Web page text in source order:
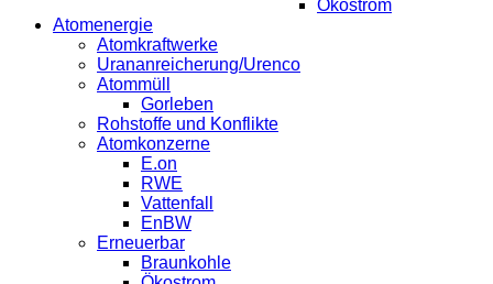
Ökostrom
Atomenergie
Atomkraftwerke
Urananreicherung/Urenco
Atommüll
Gorleben
Rohstoffe und Konflikte
Atomkonzerne
E.on
RWE
Vattenfall
EnBW
Erneuerbar
Braunkohle